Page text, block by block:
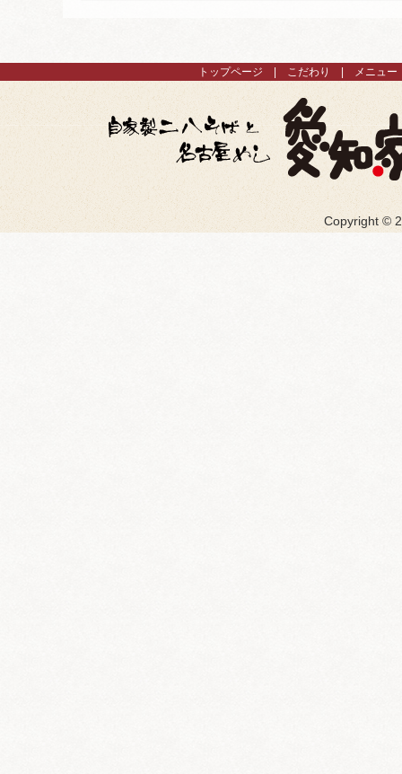
トップページ こだわり メニュー
Copyright ©